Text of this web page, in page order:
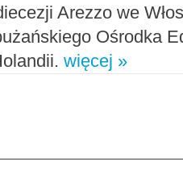
Arezzo we
Ośrodka
więcej »